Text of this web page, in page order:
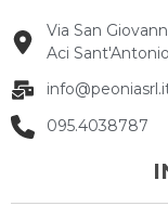
Via San
Aci
095.4038787